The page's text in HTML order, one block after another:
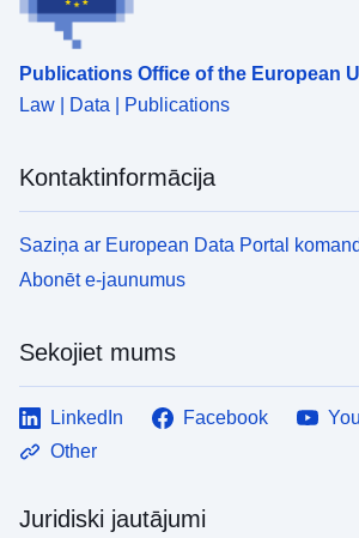
Publications Office of the European
Law | Data | Publications
Kontaktinformācija
Saziņa ar European Data Portal
Abonēt e-jaunumus
Sekojiet mums
LinkedIn Facebook
Other
Juridiski jautājumi